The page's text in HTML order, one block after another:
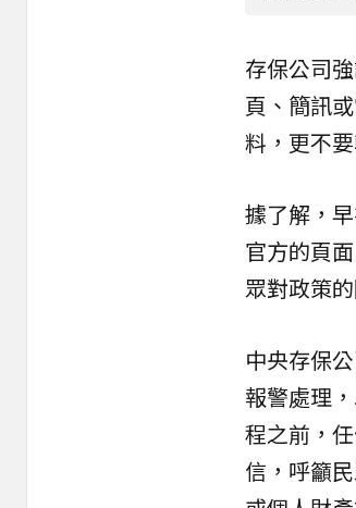
存保公司
頁、簡訊
料，更不
據了解，
官方的頁
眾對政策
中央存保
報警處理
程之前，
信，呼籲